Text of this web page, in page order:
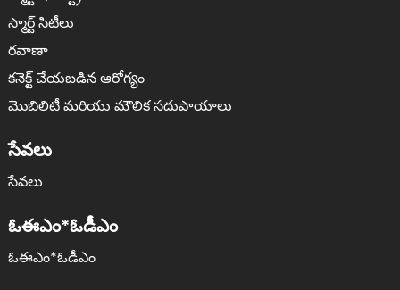
స్మార్ట్ సిటీలు
రవాణా
కనెక్ట్ చేయబడిన ఆరోగ్యం
మొబిలిటీ మరియు మౌలిక సదుపాయాలు
సేవలు
సేవలు
ఓఈఎం*ఓడీఎం
ఓఈఎం*ఓడీఎం